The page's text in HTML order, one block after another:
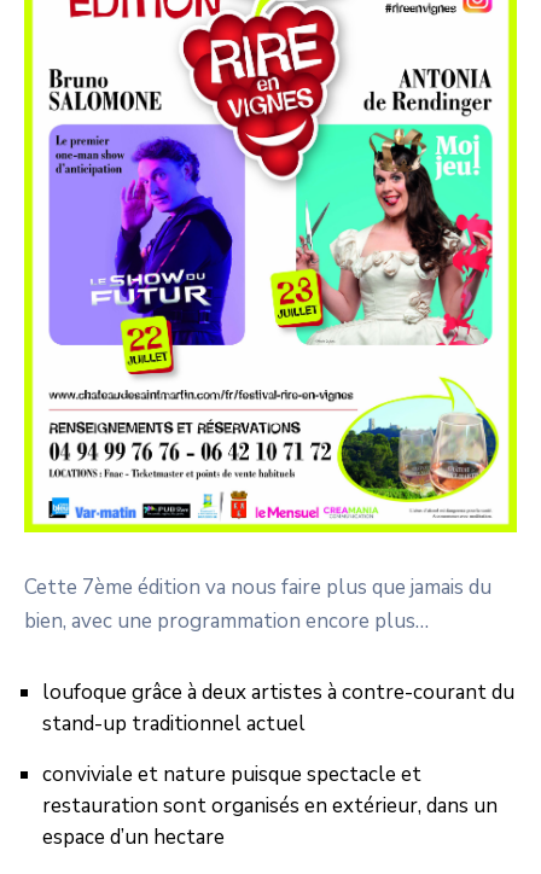
Cette 7ème édition va nous faire plus que jamais du
bien, avec une programmation encore plus…
loufoque grâce à deux artistes à contre-courant du
stand-up traditionnel actuel
conviviale et nature puisque spectacle et
restauration sont organisés en extérieur, dans un
espace d’un hectare